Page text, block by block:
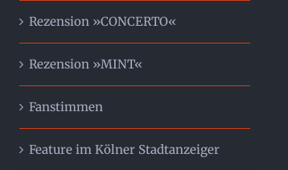
Rezension »CONCERTO«
Rezension »MINT«
Fanstimmen
Feature im Kölner Stadtanzeiger